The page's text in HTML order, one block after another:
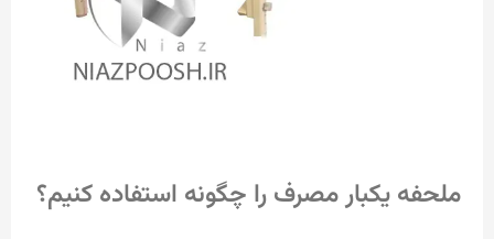
ملحفه یکبار مصرف را چگونه استفاده کنیم؟